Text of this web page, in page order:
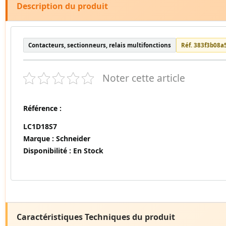
Description du produit
Contacteurs, sectionneurs, relais multifonctions Réf.
Noter cette article
Référence :
LC1D18S7
Marque : Schneider
Disponibilité : En Stock
Caractéristiques Techniques du produit